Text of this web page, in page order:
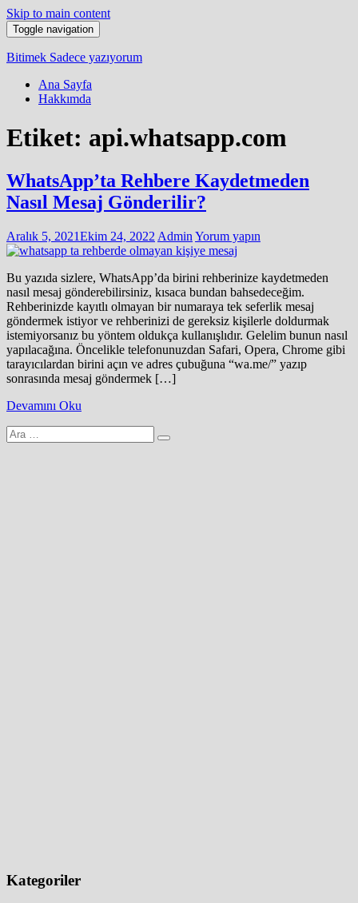
Skip to main content
Toggle navigation
Bitimek Sadece yazıyorum
Ana Sayfa
Hakkımda
Etiket: api.whatsapp.com
WhatsApp’ta Rehbere Kaydetmeden
Nasıl Mesaj Gönderilir?
Aralık 5, 2021Ekim 24, 2022 Admin Yorum yapın
Bu yazıda sizlere, WhatsApp’da birini rehberinize kaydetmeden
nasıl mesaj gönderebilirsiniz, kısaca bundan bahsedeceğim.
Rehberinizde kayıtlı olmayan bir numaraya tek seferlik mesaj
göndermek istiyor ve rehberinizi de gereksiz kişilerle doldurmak
istemiyorsanız bu yöntem oldukça kullanışlıdır. Gelelim bunun nasıl
yapılacağına. Öncelikle telefonunuzdan Safari, Opera, Chrome gibi
tarayıcılardan birini açın ve adres çubuğuna “wa.me/” yazıp
sonrasında mesaj göndermek […]
Devamını Oku
Arama
yap:
Kategoriler